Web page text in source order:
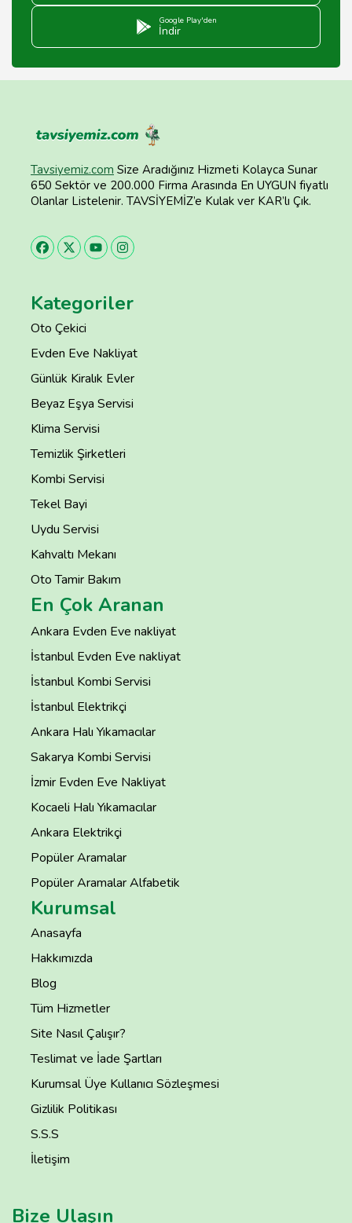
Google Play'den
İndir
Tavsiyemiz.com Size Aradığınız Hizmeti Kolayca Sunar
650 Sektör ve 200.000 Firma Arasında En UYGUN fiyatlı
Olanlar Listelenir. TAVSİYEMİZ’e Kulak ver KAR’lı Çık.
Kategoriler
Oto Çekici
Evden Eve Nakliyat
Günlük Kiralık Evler
Beyaz Eşya Servisi
Klima Servisi
Temizlik Şirketleri
Kombi Servisi
Tekel Bayi
Uydu Servisi
Kahvaltı Mekanı
Oto Tamir Bakım
En Çok Aranan
Ankara Evden Eve nakliyat
İstanbul Evden Eve nakliyat
İstanbul Kombi Servisi
İstanbul Elektrikçi
Ankara Halı Yıkamacılar
Sakarya Kombi Servisi
İzmir Evden Eve Nakliyat
Kocaeli Halı Yıkamacılar
Ankara Elektrikçi
Popüler Aramalar
Popüler Aramalar Alfabetik
Kurumsal
Anasayfa
Hakkımızda
Blog
Tüm Hizmetler
Site Nasıl Çalışır?
Teslimat ve İade Şartları
Kurumsal Üye Kullanıcı Sözleşmesi
Gizlilik Politikası
S.S.S
İletişim
Bize Ulaşın